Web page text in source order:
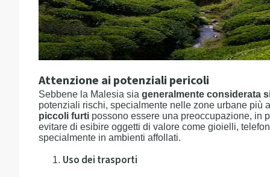
Attenzione ai potenziali pericoli
Sebbene la Malesia sia generalmente considerata
potenziali rischi, specialmente nelle zone urbane più
piccoli furti possono essere una preoccupazione, in
evitare di esibire oggetti di valore come gioielli,
specialmente in ambienti affollati.
Uso dei trasporti